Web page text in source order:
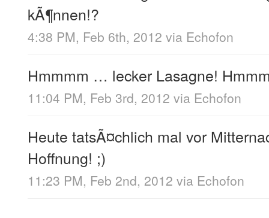
kÃ¶nnen!?
4:38 PM, Feb 6th, 2012 via Echofon
Hmmmm … lecker Lasagne!
11:04 PM, Feb 3rd, 2012 via Echofon
Heute tatsÃ¤chlich mal vor
Hoffnung! ;)
11:23 PM, Feb 2nd, 2012 via Echofon